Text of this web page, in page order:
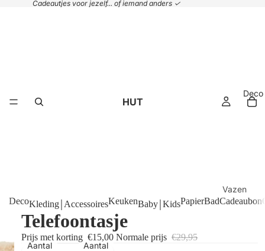
Cadeautjes voor jezelf... of iemand anders ✓
HUT
Deco
Vazen
Plaids &
DecoKleding￨AccessoiresKeukenBaby￨KidsPapierBadCadeaubon
Telefoontasje
Prijs met korting €15,00 Normale prijs €29,95
Aantal
Aantal